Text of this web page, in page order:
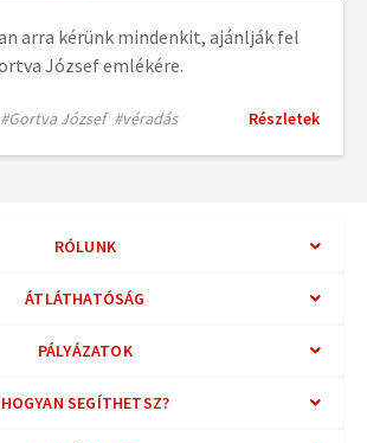
arra kérünk mindenkit, ajánlják fel
József emlékére.
#Gortva József #véradás Részletek
RÓLUNK
ÁTLÁTHATÓSÁG
PÁLYÁZATOK
HOGYAN SEGÍTHETSZ?